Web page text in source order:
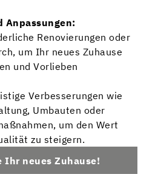
Anpassungen:
Renovierungen oder
um Ihr neues Zuhause
und Vorlieben
Verbesserungen wie
Umbauten oder
um den Wert
zu steigern.
Ihr neues Zuhause!